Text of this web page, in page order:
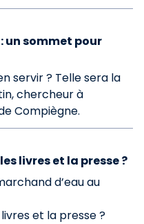
un sommet pour
servir ? Telle sera la
chercheur à
Compiègne.
livres et la presse ?
d’eau au
et la presse ?